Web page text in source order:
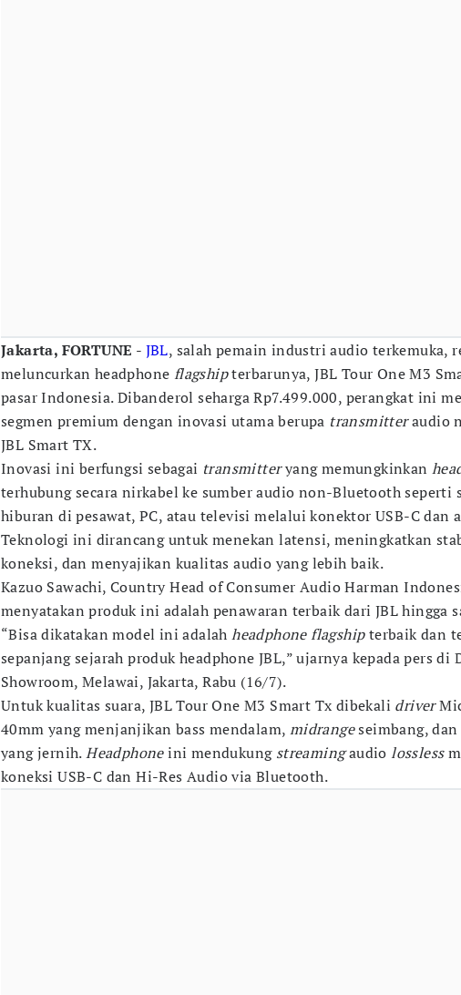
Jakarta, FORTUNE - JBL, salah pemain industri audio terkemuka,
meluncurkan headphone flagshipterbarunya, JBL Tour One M3
pasar Indonesia. Dibanderol seharga Rp7.499.000, perangkat ini
segmen premium dengan inovasi utama berupa transmitteraudio
JBL Smart TX.
Inovasi ini berfungsi sebagai transmitteryang memungkinkan
terhubung secara nirkabel ke sumber audio non-Bluetooth seperti
hiburan di pesawat, PC, atau televisi melalui konektor USB-C dan
Teknologi ini dirancang untuk menekan latensi, meningkatkan
koneksi, dan menyajikan kualitas audio yang lebih baik.
Kazuo Sawachi, Country Head of Consumer Audio Harman
menyatakan produk ini adalah penawaran terbaik dari JBL hingga
“Bisa dikatakan model ini adalahheadphone flagshipterbaik dan
sepanjang sejarah produk headphone JBL,” ujarnya kepada pers di
Showroom, Melawai, Jakarta, Rabu (16/7).
Untuk kualitas suara, JBL Tour One M3 Smart Tx dibekali driver
40mm yang menjanjikan bass mendalam, midrangeseimbang, dan
yang jernih.Headphoneini mendukung streamingaudiolossless
koneksi USB-C dan Hi-Res Audio via Bluetooth.